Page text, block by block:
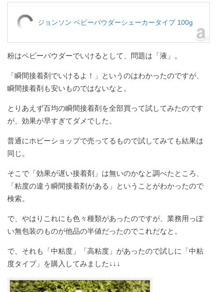
ジョンソン ベビーパウダーシェーカータイプ 100g
粉はベビーパウダーでいけるとして、問題は「液」。
「瞬間接着剤でいけるよ！」というのはわかったのですが、
瞬間接着剤も安いものではないなと。
とりあえず百均の瞬間接着剤を全部買って試してみたのです
が、効果が早すぎてダメでした。
普通にホビーショップで売ってるもので試してみても結果は
同じ。
そこで「効果が遅い接着剤」は無いのかなと調べたところ、
「粘度の違う瞬間接着剤がある」ということがわかったので
検索。
で、やはりこれにも色々種類があったのですが、業務用っぽ
い無包装のものが他品の半値だったのでこれだなと。
で、それも「中粘度」「高粘度」があったので試しに「中粘
度タイプ」を購入してみました↓↓↓